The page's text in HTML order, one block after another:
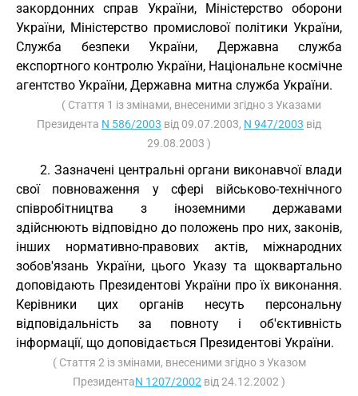
закордонних справ України, Міністерство оборони
України, Міністерство промислової політики України,
Служба безпеки України, Державна служба
експортного контролю України, Національне космічне
агентство України, Державна митна служба України.
( Стаття 1 із змінами, внесеними згідно з Указами
Президента N 586/2003 від 09.07.2003, N 947/2003 від
29.08.2003 )
2. Зазначені центральні органи виконавчої влади
свої повноваження у сфері військово-технічного
співробітництва з іноземними державами
здійснюють відповідно до положень про них, законів,
інших нормативно-правових актів, міжнародних
зобов'язань України, цього Указу та щоквартально
доповідають Президентові України про їх виконання.
Керівники цих органів несуть персональну
відповідальність за повноту і об'єктивність
інформації, що доповідається Президентові України.
( Стаття 2 із змінами, внесеними згідно з Указом
ПрезидентаN 1207/2002 від 24.12.2002 )